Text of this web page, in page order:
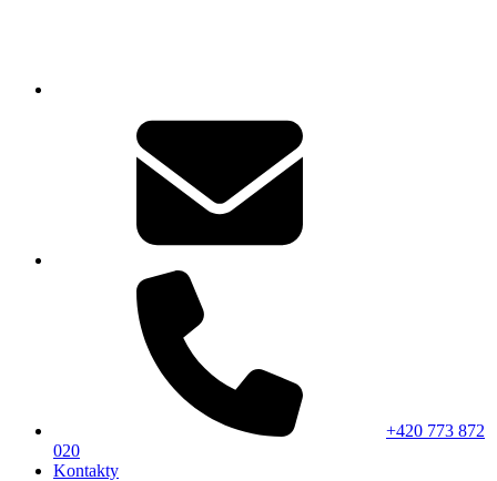
+420 773 872
020
Kontakty